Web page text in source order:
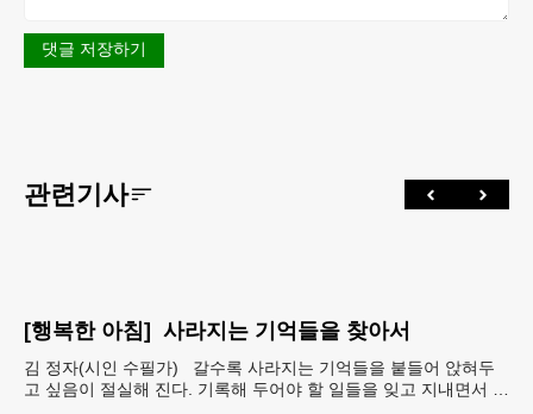
댓글 저장하기
관련기사
[행복한 아침] 사라지는 기억들을 찾아서
김 정자(시인 수필가) 갈수록 사라지는 기억들을 붙들어 앉혀두
고 싶음이 절실해 진다. 기록해 두어야 할 일들을 잊고 지내면서 아